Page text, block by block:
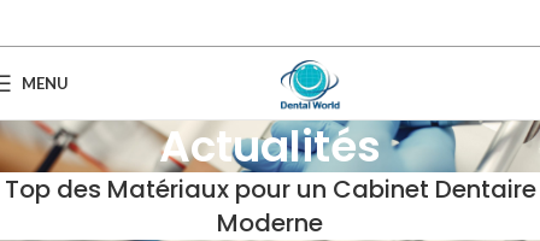
MENU
Actualités
Top des Matériaux pour un Cabinet Dentaire
Moderne